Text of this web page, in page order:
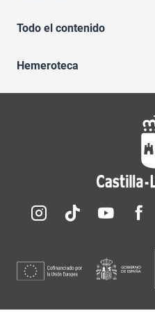
Todo el contenido
Hemeroteca
Redes sociales JCCM